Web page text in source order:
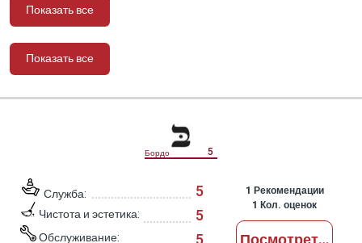
Показать все
Показать все
Бордо 5
Служба: 5
Чистота и эстетика: 5
Обслуживание:
1 Рекомендации
1 Кол. оценок